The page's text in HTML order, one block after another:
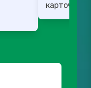
карточках.